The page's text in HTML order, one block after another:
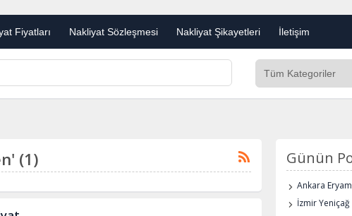
Fiyatları Nakliyat Sözleşmesi Nakliyat Şikayetleri İletişim
(1) Günün
Ankara
İzmir